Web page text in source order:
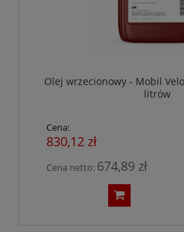
Olej wrzecionowy - Mobil
litrów
Cena:
830,12 zł
Cena netto: 674,89 zł